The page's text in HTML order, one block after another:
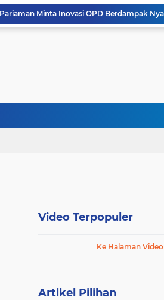
Video Terpopuler
Ke Halaman Video
Artikel Pilihan